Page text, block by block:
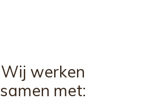
Wij werken
samen met: